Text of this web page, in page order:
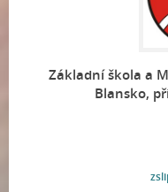
Základní škola a
Blansko,